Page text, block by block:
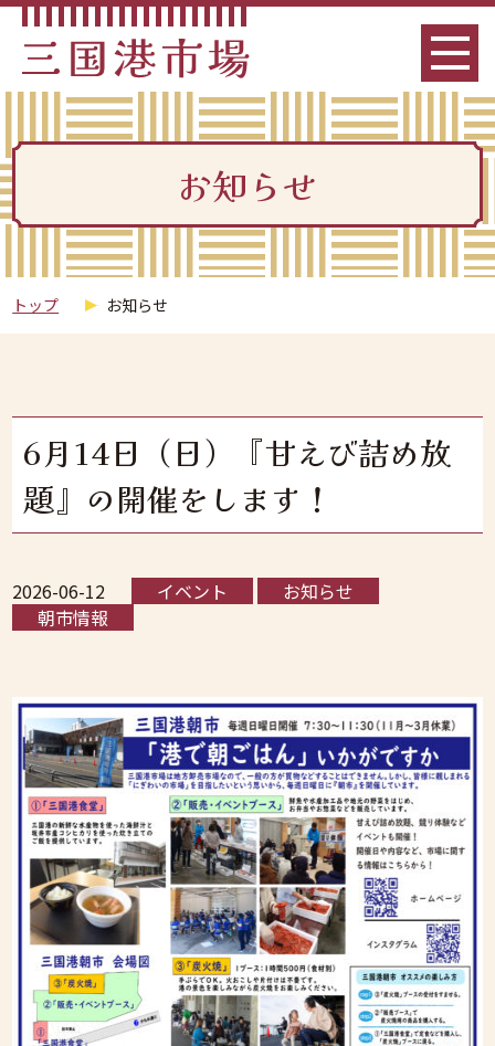
お知らせ
トップ お知らせ
6月14日（日）『甘えび詰め放
題』の開催をします！
2026-06-12 イベント
お知らせ
朝市情報